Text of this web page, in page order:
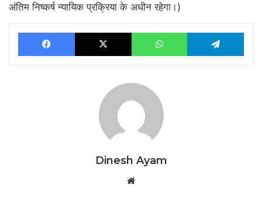
अंतिम निष्कर्ष न्यायिक प्रक्रिया के अधीन रहेगा।)
Facebook X WhatsApp
Dinesh Ayam